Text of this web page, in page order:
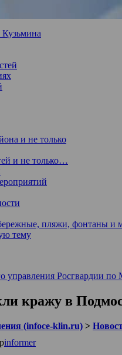
и не только
и не только…
пляжи, фонтаны и
тему
управления Росгвардии по
кражу в
(infoce-klin.ru) >
informer